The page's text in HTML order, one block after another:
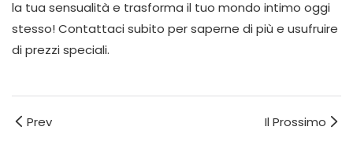
la tua sensualità e trasforma il tuo mondo intimo oggi
stesso! Contattaci subito per saperne di più e usufruire
di prezzi speciali.
Prev Il Prossimo